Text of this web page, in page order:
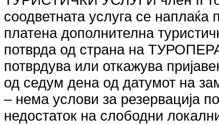
соодветната услуга се наплаќа
платена дополнителна
потврда од страна на
потврдува или откажува
од седум дена од датумот на
– нема услови за резервација
недостаток на слободни